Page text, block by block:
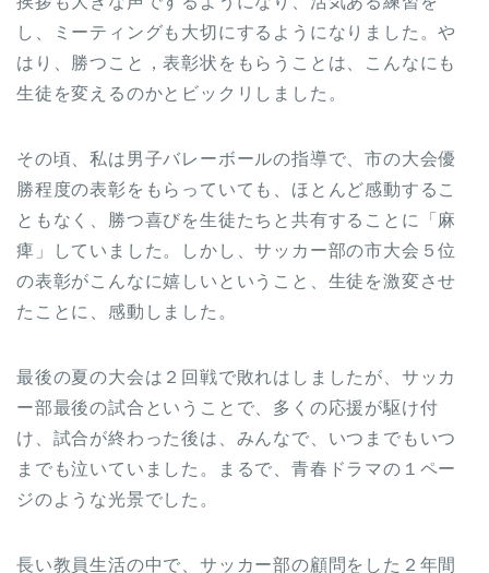
し、ミーティングも大切にするようになりました。や
はり、勝つこと，表彰状をもらうことは、こんなにも
生徒を変えるのかとビックリしました。
その頃、私は男子バレーボールの指導で、市の大会優
勝程度の表彰をもらっていても、ほとんど感動するこ
ともなく、勝つ喜びを生徒たちと共有することに「麻
痺」していました。しかし、サッカー部の市大会５位
の表彰がこんなに嬉しいということ、生徒を激変させ
たことに、感動しました。
最後の夏の大会は２回戦で敗れはしましたが、サッカ
ー部最後の試合ということで、多くの応援が駆け付
け、試合が終わった後は、みんなで、いつまでもいつ
までも泣いていました。まるで、青春ドラマの１ペー
ジのような光景でした。
長い教員生活の中で、サッカー部の顧問をした２年間